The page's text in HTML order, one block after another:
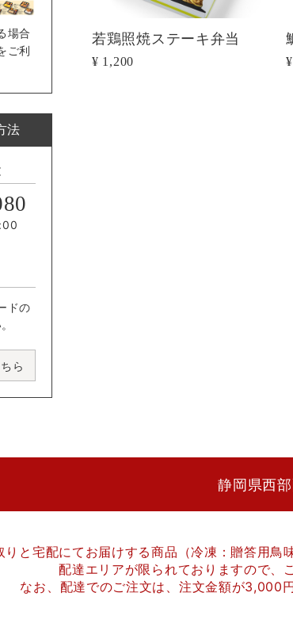
場合
ご利
法
ドの
ら
若鶏照焼ステーキ弁当
¥ 1,200
静岡県西
りと宅配にてお届けする商品（冷凍：贈答用鳥
配達エリアが限られておりますので、
なお、配達でのご注文は、注文金額が3,000